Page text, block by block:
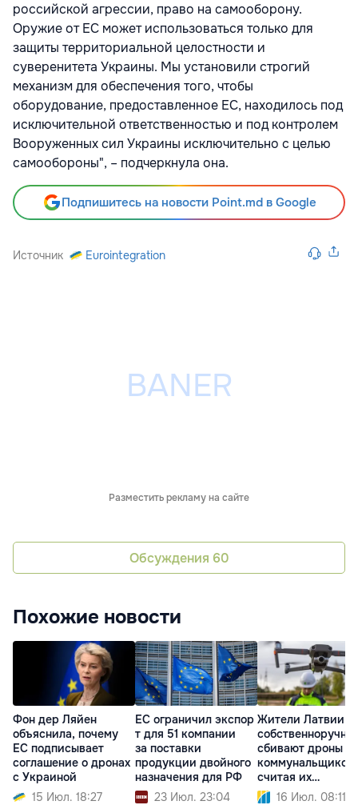
российской агрессии, право на самооборону.
Оружие от ЕС может использоваться только для
защиты территориальной целостности и
суверенитета Украины. Мы установили строгий
механизм для обеспечения того, чтобы
оборудование, предоставленное ЕС, находилось под
исключительной ответственностью и под контролем
Вооруженных сил Украины исключительно с целью
самообороны", – подчеркнула она.
Подпишитесь на новости Point.md в Google
Источник Eurointegration
Разместить рекламу на сайте
Обсуждения 60
Похожие новости
Фон дер Ляйен
объяснила, почему
ЕС подписывает
соглашение о дронах
с Украиной
15 Июл. 18:27
ЕС ограничил экспор
т для 51 компании
за поставки
продукции двойного
назначения для РФ
23 Июл. 23:04
Жители Латвии
собственноручно
сбивают дроны
коммунальщиков,
считая их
шпионскими
16 Июл. 08:11